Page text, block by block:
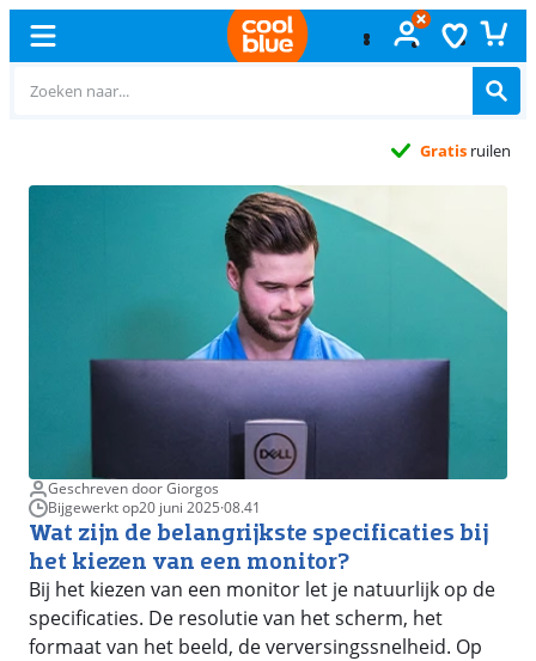
Geschreven door Giorgos
Bijgewerkt op20 juni 2025·08.41
Wat zijn de belangrijkste specificaties bij
het kiezen van een monitor?
Bij het kiezen van een monitor let je natuurlijk op de
specificaties. De resolutie van het scherm, het
formaat van het beeld, de verversingssnelheid. Op